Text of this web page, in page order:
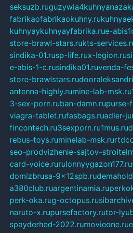
seksuzb.ru
fabrikaofabrikaokuhny.ru
kuhnyaykuhnyayfabrika.rue-
store-brawl-stars.rukts-
sindika-01.rusp-life.rux-legion.ru
e-abis-1-c.rusindika01.ruvenda-
store-brawlstars.ru
antenna-highly.rumine-lab-msk.ru
3-sex-porn.ruban-damn.rupurse-
viagra-tablet.rufasbags.ruadler-
fincontech.ru3sexporn.ru1mus.ru
rebus-toys.ruminelab-msk.ru
seo-prodvizhenie-sajtov-
card-voice.rurulonnyygazon177.ru
domizbrusa-9x12spb.ru
a380club.ruargentinamia.ru
perk-oka.rug-octopus.ru
naruto-x.rupursefactory.rutor-
spayderhed-2022.rumovieone.ru